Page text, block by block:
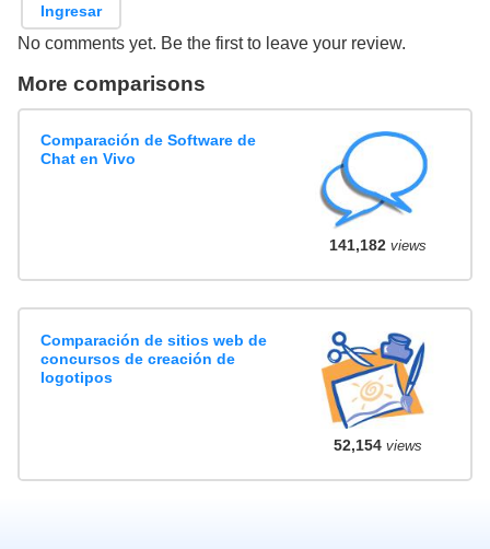
Ingresar
No comments yet. Be the first to leave your review.
More comparisons
Comparación de Software de
Chat en Vivo
141,182views
Comparación de sitios web de
concursos de creación de
logotipos
52,154views